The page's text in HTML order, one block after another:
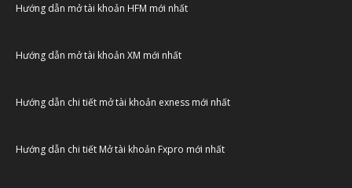
Hướng dẫn mở tài khoản HFM mới nhất
Hướng dẫn mở tài khoản XM mới nhất
Hướng dẫn chi tiết mở tài khoản exness mới nhất
Hướng dẫn chi tiết Mở tài khoản Fxpro mới nhất